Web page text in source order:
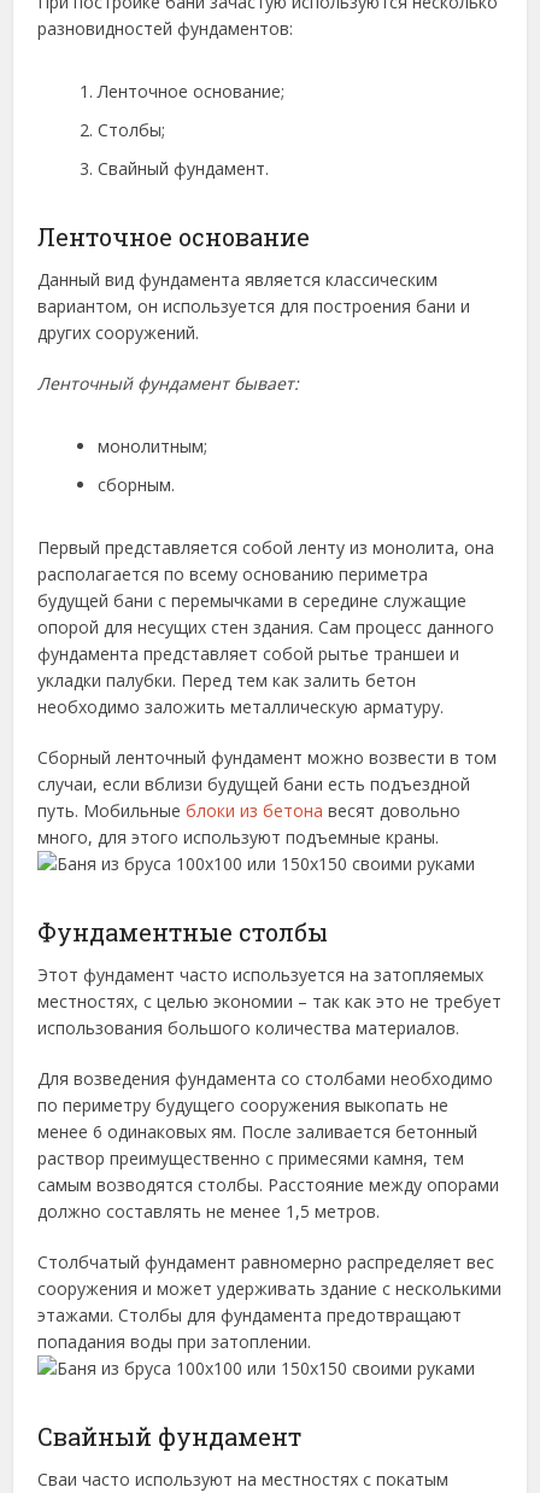
разновидностей фундаментов:
Ленточное основание;
Столбы;
Свайный фундамент.
Ленточное основание
Данный вид фундамента является классическим
вариантом, он используется для построения бани и
других сооружений.
Ленточный фундамент бывает:
монолитным;
сборным.
Первый представляется собой ленту из монолита, она
располагается по всему основанию периметра
будущей бани с перемычками в середине служащие
опорой для несущих стен здания. Сам процесс данного
фундамента представляет собой рытье траншеи и
укладки палубки. Перед тем как залить бетон
необходимо заложить металлическую арматуру.
Сборный ленточный фундамент можно возвести в том
случаи, если вблизи будущей бани есть подъездной
путь. Мобильныеблоки из бетона весят довольно
много, для этого используют подъемные краны.
Фундаментные столбы
Этот фундамент часто используется на затопляемых
местностях, с целью экономии – так как это не требует
использования большого количества материалов.
Для возведения фундамента со столбами необходимо
по периметру будущего сооружения выкопать не
менее 6 одинаковых ям. После заливается бетонный
раствор преимущественно с примесями камня, тем
самым возводятся столбы. Расстояние между опорами
должно составлять не менее 1,5 метров.
Столбчатый фундамент равномерно распределяет вес
сооружения и может удерживать здание с несколькими
этажами. Столбы для фундамента предотвращают
попадания воды при затоплении.
Свайный фундамент
Сваи часто используют на местностях с покатым